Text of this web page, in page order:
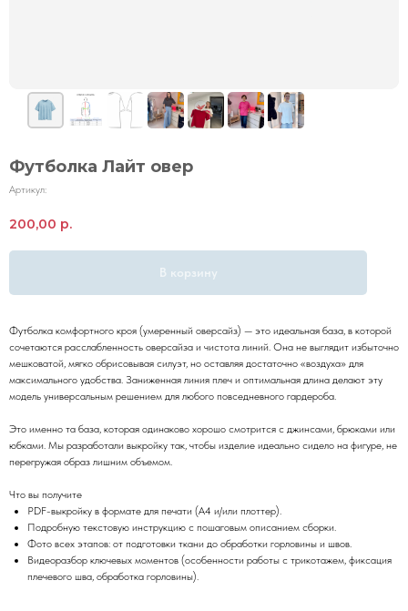
Футболка Лайт овер
Артикул:
200,00 р.
В корзину
Футболка комфортного кроя (умеренный оверсайз) — это идеальная база, в которой
сочетаются расслабленность оверсайза и чистота линий. Она не выглядит избыточно
мешковатой, мягко обрисовывая силуэт, но оставляя достаточно «воздуха» для
максимального удобства. Заниженная линия плеч и оптимальная длина делают эту
модель универсальным решением для любого повседневного гардероба.
Это именно та база, которая одинаково хорошо смотрится с джинсами, брюками или
юбками. Мы разработали выкройку так, чтобы изделие идеально сидело на фигуре, не
перегружая образ лишним объемом.
Что вы получите
PDF-выкройку в формате для печати (A4 и/или плоттер).
Подробную текстовую инструкцию с пошаговым описанием сборки.
Фото всех этапов: от подготовки ткани до обработки горловины и швов.
Видеоразбор ключевых моментов (особенности работы с трикотажем, фиксация
плечевого шва, обработка горловины).